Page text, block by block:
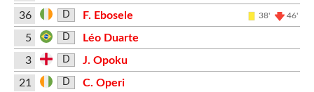
36
D F. Ebosele 38' 46'
5 D
Léo Duarte
3
D
J. Opoku
21
D
C. Operi